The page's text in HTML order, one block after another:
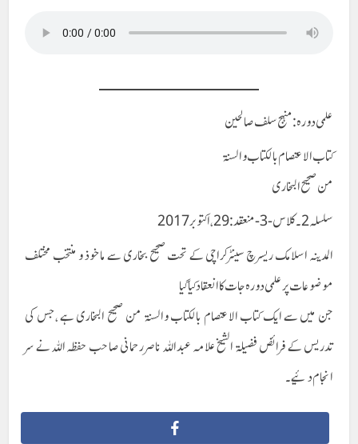
علمی دورہ: منہج سلف صالحین
کتاب الاعتصام بالکتاب والسنۃ
من صحیح البخاری
سلسلہ2۔ کلاس -3- منعقد:29 ، اکتوبر 2017
المدینہ اسلامک ریسرچ سینٹرکراچی کے تحت صحیح بخاری سے ماخوذ و منتخب مختلف
موضوعات پر علمی دورہ جات کا انعقاد کیا گیا
جن میں سے ایک کتاب الاعتصام بالکتاب والسنۃ من صحیح البخاری ہے ،جس کی
تدریس کے فرائض فضیلۃ الشیخ علامہ عبداللہ ناصر رحمانی صاحب حفظہ اللہ نے سر
انجام دئیے۔